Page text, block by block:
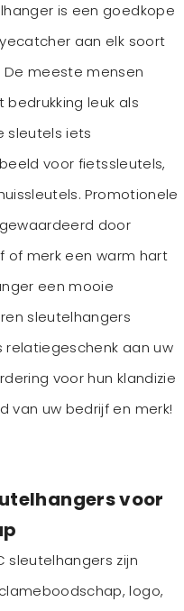
is een goedkope
aan elk soort
meeste mensen
leuk als
sleutels iets
voor fietssleutels,
Promotionele
door
of merk een warm hart
een mooie
sleutelhangers
relatiegeschenk aan uw
voor hun klandizie
van uw bedrijf en merk!
voor
sleutelhangers zijn
logo,